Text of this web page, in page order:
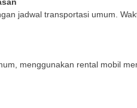
jadwal transportasi umum.
menggunakan rental mobil